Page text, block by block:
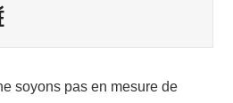
soyons pas en mesure de